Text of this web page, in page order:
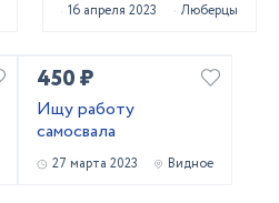
16 апреля 2023 Люберцы
450 ₽
Ищу работу
самосвала
27 марта 2023 Видное